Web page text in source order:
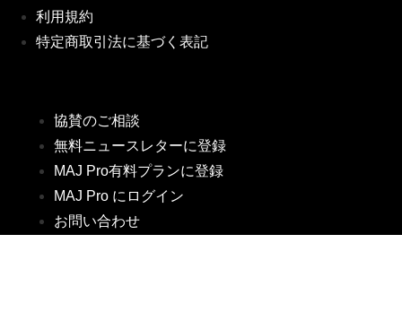
利用規約
特定商取引法に基づく表記
協賛のご相談
無料ニュースレターに登録
MAJ Pro有料プランに登録
MAJ Pro にログイン
お問い合わせ